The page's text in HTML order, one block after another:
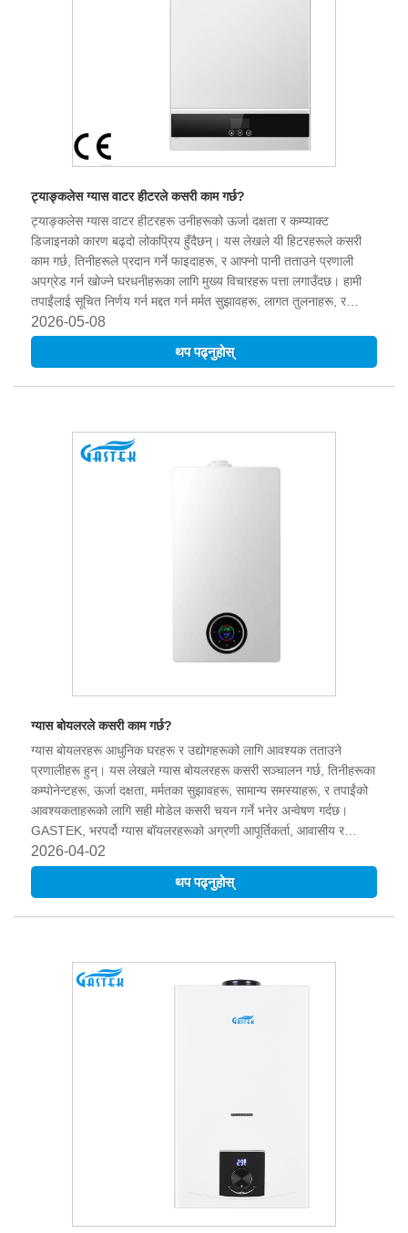
ट्याङ्कलेस ग्यास वाटर हीटरले कसरी काम गर्छ?
ट्याङ्कलेस ग्यास वाटर हीटरहरू उनीहरूको ऊर्जा दक्षता र कम्प्याक्ट
डिजाइनको कारण बढ्दो लोकप्रिय हुँदैछन्। यस लेखले यी हिटरहरूले कसरी
काम गर्छ, तिनीहरूले प्रदान गर्ने फाइदाहरू, र आफ्नो पानी तताउने प्रणाली
अपग्रेड गर्न खोज्ने घरधनीहरूका लागि मुख्य विचारहरू पत्ता लगाउँदछ। हामी
तपाईंलाई सूचित निर्णय गर्न मद्दत गर्न मर्मत सुझावहरू, लागत तुलनाहरू, र
सामान्य प्रश्नहरू पनि कभर गर्नेछौं।
2026-05-08
थप पढ्नुहोस्
ग्यास बोयलरले कसरी काम गर्छ?
ग्यास बोयलरहरू आधुनिक घरहरू र उद्योगहरूको लागि आवश्यक तताउने
प्रणालीहरू हुन्। यस लेखले ग्यास बोयलरहरू कसरी सञ्चालन गर्छ, तिनीहरूका
कम्पोनेन्टहरू, ऊर्जा दक्षता, मर्मतका सुझावहरू, सामान्य समस्याहरू, र तपाईंको
आवश्यकताहरूको लागि सही मोडेल कसरी चयन गर्ने भनेर अन्वेषण गर्दछ।
GASTEK, भरपर्दो ग्यास बॉयलरहरूको अग्रणी आपूर्तिकर्ता, आवासीय र
व्यावसायिक ग्राहकहरूको लागि सुरक्षित र प्रभावकारी समाधानहरू सुनिश्चित
गर्दछ।
2026-04-02
थप पढ्नुहोस्